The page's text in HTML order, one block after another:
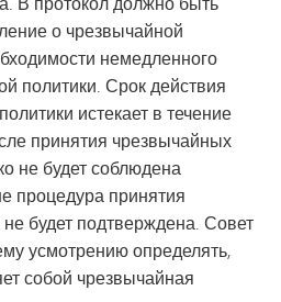
о чрезвычайной
немедленного
политики. Срок действия
истекает в течение
принятия чрезвычайных
не будет соблюдена
процедура принятия
будет подтверждена. Совет
усмотрению определять,
собой чрезвычайная